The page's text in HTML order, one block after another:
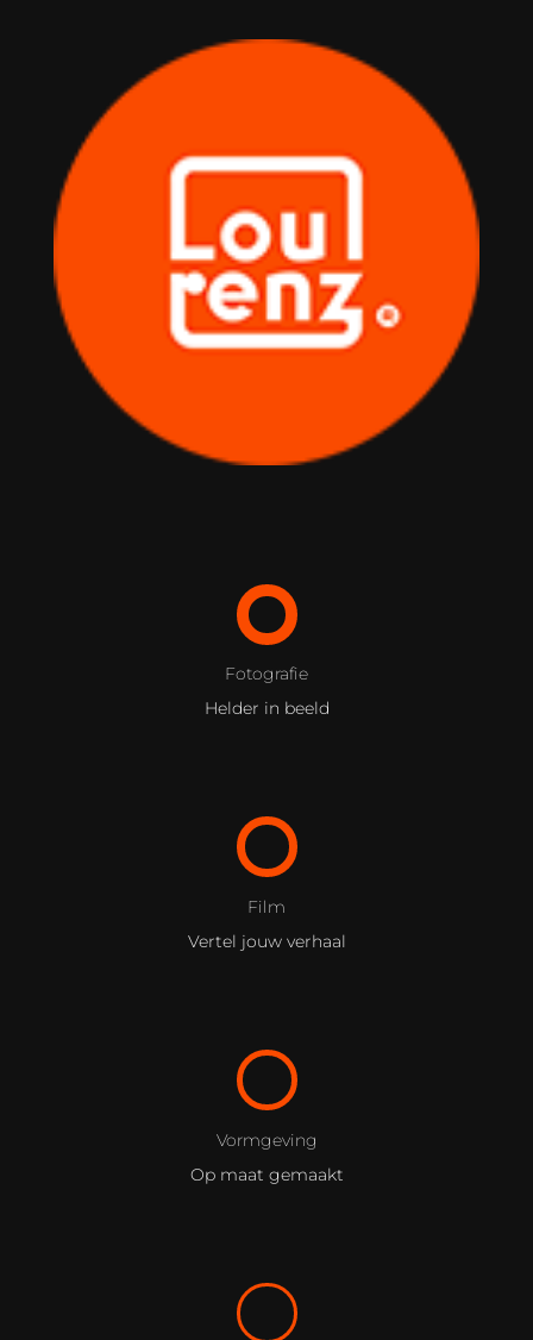
Fotografie
Helder in beeld
Film
Vertel jouw verhaal
Vormgeving
Op maat gemaakt